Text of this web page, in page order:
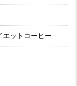
ットコーヒー